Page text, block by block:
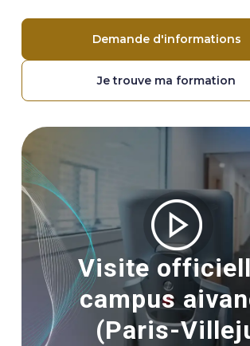
Demande d'informations
Je trouve ma formation
Image
Visite
campus
(Paris-